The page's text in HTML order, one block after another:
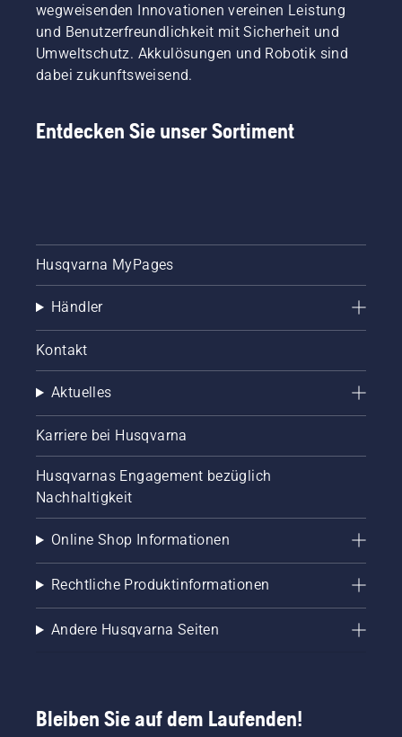
wegweisenden Innovationen vereinen Leistung
und Benutzerfreundlichkeit mit Sicherheit und
Umweltschutz. Akkulösungen und Robotik sind
dabei zukunftsweisend.
Entdecken Sie unser Sortiment
Husqvarna MyPages
Händler
Kontakt
Aktuelles
Karriere bei Husqvarna
Husqvarnas Engagement bezüglich
Nachhaltigkeit
Online Shop Informationen
Rechtliche Produktinformationen
Andere Husqvarna Seiten
Bleiben Sie auf dem Laufenden!